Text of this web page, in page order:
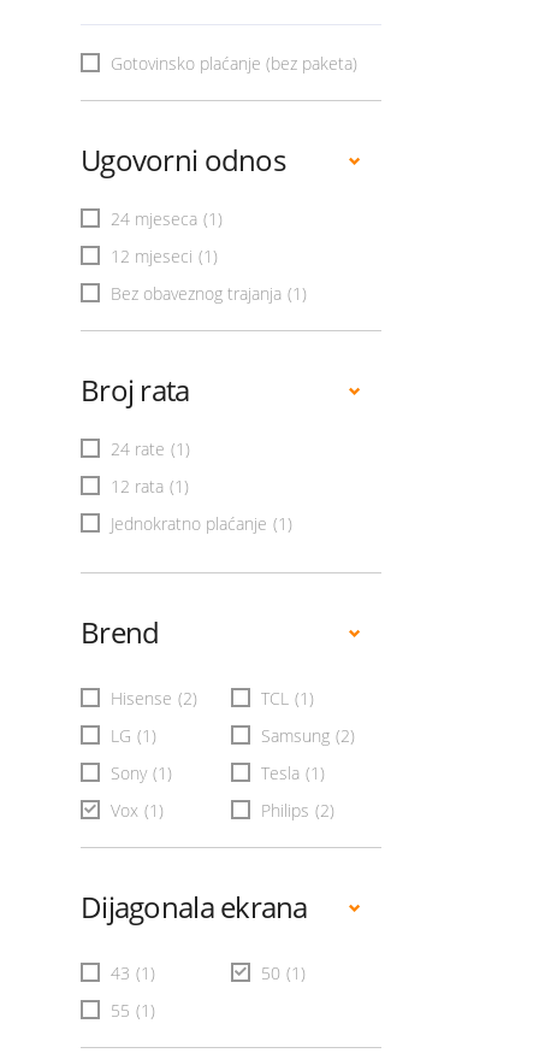
Gotovinsko plaćanje (bez paketa)
Ugovorni odnos
24 mjeseca (1)
12 mjeseci (1)
Bez obaveznog trajanja (1)
Broj rata
24 rate (1)
12 rata (1)
Jednokratno plaćanje (1)
Brend
Hisense (2) TCL (1)
LG (1) Samsung (2)
Sony (1) Tesla (1)
Vox (1) Philips (2)
Dijagonala ekrana
43 (1) 50 (1)
55 (1)